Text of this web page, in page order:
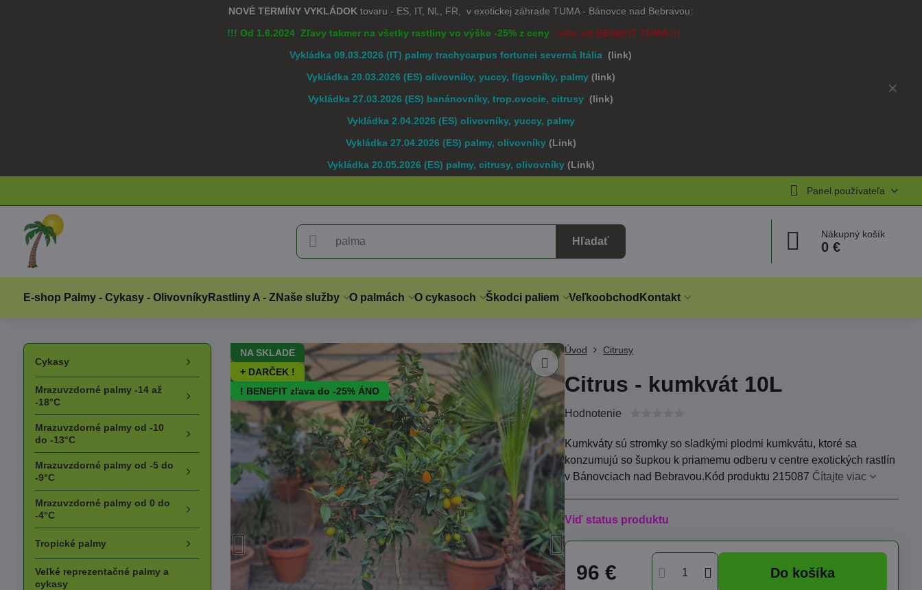
✕
NOVÉ TERMÍNY VYKLÁDOK tovaru - ES, IT, NL, FR, v exotickej záhrade TUMA - Bánovce nad Bebravou:
!!! Od 1.6.2024 Zľavy takmer na všetky rastliny vo výške -25% z ceny- viac viz BENEFIT TUMA !!!
Vykládka 09.03.2026 (IT) palmy trachycarpus fortunei severná Itália(link)
Vykládka 20.03.2026 (ES) olivovníky, yuccy, figovníky, palmy (link)
Vykládka 27.03.2026 (ES) banánovníky, trop.ovocie, citrusy(link)
Vykládka 2.04.2026 (ES) olivovníky, yuccy, palmy
Vykládka 27.04.2026 (ES) palmy, olivovníky (Link)
Vykládka 20.05.2026 (ES) palmy, citrusy, olivovníky (Link)
Panel používateľa
Hľadať
Nákupný košík
0 €
E-shop Palmy - Cykasy - OlivovníkyRastliny A - ZNaše služby O palmách O cykasoch Škodci paliem Veľkoobchod Kontakt
NA SKLADE
+ DARČEK !
! BENEFIT zľava do -25% ÁNO
Úvod Citrusy
Citrus - kumkvát 10L
Hodnotenie
Kumkváty sú stromky so sladkými plodmi kumkvátu, ktoré sa
konzumujú so šupkou k priamemu odberu v centre exotických rastlín
v Bánovciach nad Bebravou.Kód produktu 215087 Čítajte viac
Viď status produktu
96 € Do košíka
Cykasy
Mrazuvzdorné palmy -14 až
-18°C
Mrazuvzdorné palmy od -10
do -13°C
Mrazuvzdorné palmy od -5 do
-9°C
Mrazuvzdorné palmy od 0 do
-4°C
Tropické palmy
Veľké reprezentačné palmy a
cykasy